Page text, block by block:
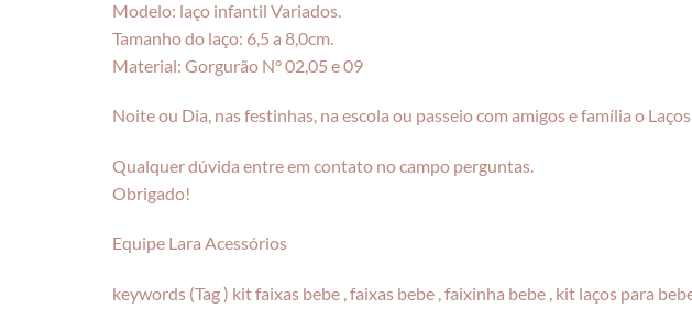
Modelo: laço infantil Variados.
Tamanho do laço: 6,5 a 8,0cm.
Material: Gorgurão N° 02,05 e 09
Noite ou Dia, nas festinhas, na escola ou passeio com amigos e família o
Qualquer dúvida entre em contato no campo perguntas.
Obrigado!
Equipe Lara Acessórios
keywords (Tag ) kit faixas bebe , faixas bebe , faixinha bebe , kit laços para